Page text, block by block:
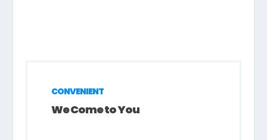
CONVENIENT
We Come to You